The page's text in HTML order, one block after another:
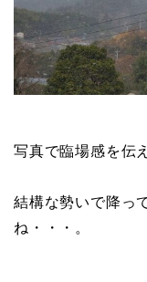
写真で臨場感を伝
結構な勢いで降っ
ね・・・。